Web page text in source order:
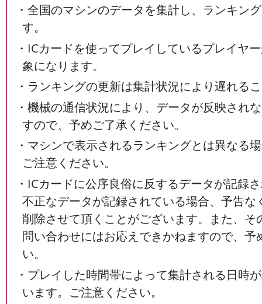
・全国のマシンのデータを集計し、ランキン
す。
・ICカードを使ってプレイしているプレイヤ
象になります。
・ランキングの更新は集計状況により遅れる
・機械の通信状況により、データが反映され
すので、予めご了承ください。
・マシンで表示されるランキングとは異なる
ご注意ください。
・ICカードに公序良俗に反するデータが記録
不正なデータが記録されている場合、予告な
削除させて頂くことがございます。また、そ
問い合わせにはお応えできかねますので、予
い。
・プレイした時間帯によって集計される日時
います。ご注意ください。